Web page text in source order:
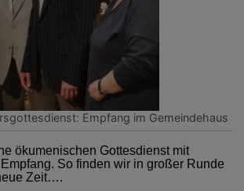
Empfang im Gemeindehaus
ökumenischen Gottesdienst mit
So finden wir in großer Runde
Zeit….